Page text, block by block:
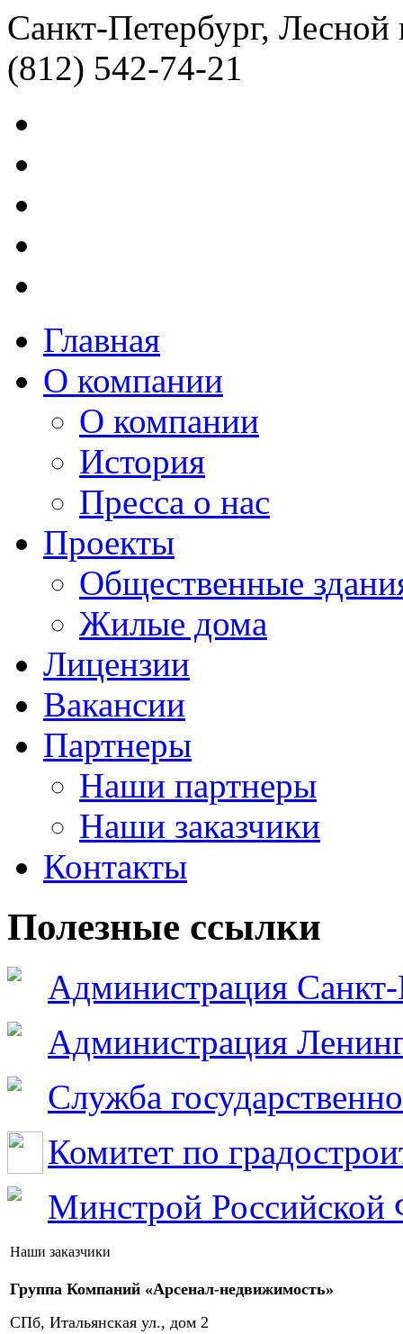
Санкт-Петербург,
(812) 542-74-21
Главная
О компании
О компании
История
Пресса о нас
Проекты
Общественные
Жилые дома
Лицензии
Вакансии
Партнеры
Наши партнеры
Наши заказчики
Контакты
Полезные ссылки
Администрация Санкт-
Администрация
Служба
Комитет по
Минстрой Российской
Наши заказчики
Группа Компаний «Арсенал-недвижимость»
СПб, Итальянская ул., дом 2